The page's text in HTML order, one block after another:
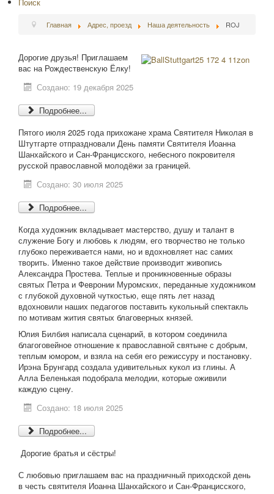
Главная Адрес, проезд Наша деятельность ROJ
Дорогие друзья! Приглашаем
вас на Рождественскую Ёлку!
Создано: 19 декабря 2025
Подробнее...
Пятого июля 2025 года прихожане храма Святителя Николая в
Штутгарте отпраздновали День памяти Святителя Иоанна
Шанхайского и Сан-Францисского, небесного покровителя
русской православной молодёжи за границей.
Создано: 30 июля 2025
Подробнее...
Когда художник вкладывает мастерство, душу и талант в
служение Богу и любовь к людям, его творчество не только
глубоко переживается нами, но и вдохновляет нас самих
творить. Именно такое действие производит живопись
Александра Простева. Теплые и проникновенные образы
святых Петра и Февронии Муромских, переданные художником
с глубокой духовной чуткостью, еще пять лет назад
вдохновили наших педагогов поставить кукольный спектакль
по мотивам жития святых благоверных князей.
Юлия Билбия написала сценарий, в котором соединила
благоговейное отношение к православной святыне с добрым,
теплым юмором, и взяла на себя его режиссуру и постановку.
Ирэна Брунгард создала удивительных кукол из глины. А
Алла Беленькая подобрала мелодии, которые оживили
каждую сцену.
Создано: 18 июля 2025
Подробнее...
Дорогие братья и сёстры!
С любовью приглашаем вас на праздничный приходской день
в честь святителя Иоанна Шанхайского и Сан-Францисского,